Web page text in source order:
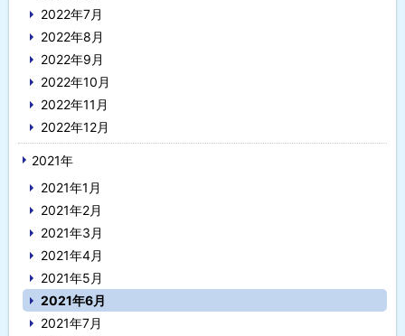
2022年7月
2022年8月
2022年9月
2022年10月
2022年11月
2022年12月
2021年
2021年1月
2021年2月
2021年3月
2021年4月
2021年5月
2021年6月
2021年7月